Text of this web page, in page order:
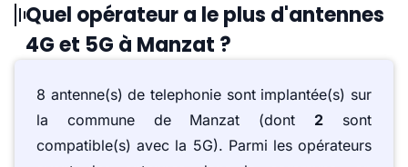
Quel opérateur a le plus d'antennes
4G et 5G à Manzat ?
8 antenne(s) de telephonie sont implantée(s) sur
la commune de Manzat (dont 2 sont
compatible(s) avec la 5G). Parmi les opérateurs